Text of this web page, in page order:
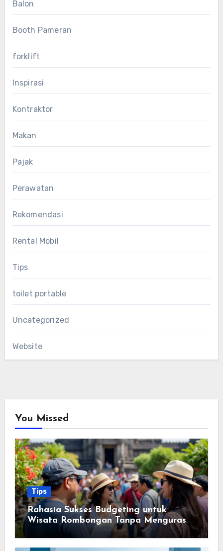
Balon
Booth Pameran
forklift
Inspirasi
Kontraktor
Makan
Pajak
Perawatan
Rekomendasi
Rental Mobil
Tips
toilet portable
Uncategorized
Website
You Missed
Tips
Rahasia Sukses Budgeting untuk
Wisata Rombongan Tanpa Menguras
Kantong